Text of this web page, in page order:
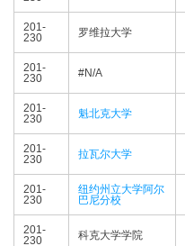
201-
230
罗维拉大学
201-
230
#N/A
201-
230
魁北克大学
201-
230
拉瓦尔大学
201-
230
纽约州立大学阿尔
巴尼分校
201-
230
科克大学学院